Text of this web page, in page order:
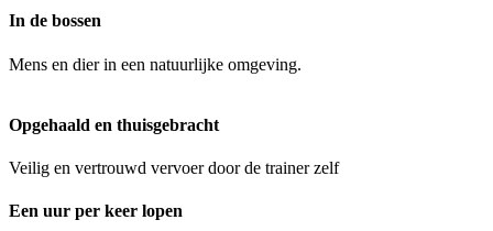
In de bossen
Mens en dier in een natuurlijke omgeving.
Opgehaald en thuisgebracht
Veilig en vertrouwd vervoer door de trainer zelf
Een uur per keer lopen